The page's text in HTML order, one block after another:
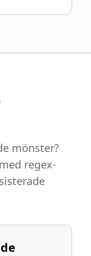
mönster?
regex-